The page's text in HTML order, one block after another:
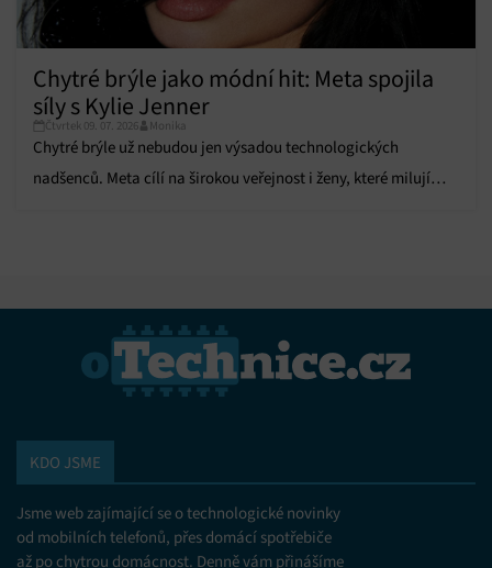
Chytré brýle jako módní hit: Meta spojila
síly s Kylie Jenner
Čtvrtek 09. 07. 2026 Monika
Chytré brýle už nebudou jen výsadou technologických
nadšenců. Meta cílí na širokou veřejnost i ženy, které milují
KDO JSME
Jsme web zajímající se o technologické novinky
od mobilních telefonů, přes domácí spotřebiče
až po chytrou domácnost. Denně vám přinášíme